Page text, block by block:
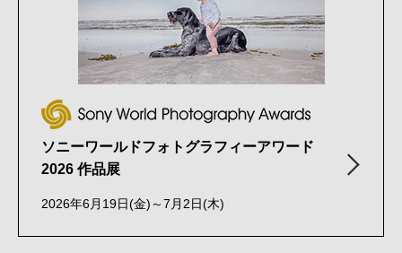
ソニーワールドフォトグラフィーアワード
2026 作品展
2026年6月19日(金)～7月2日(木)